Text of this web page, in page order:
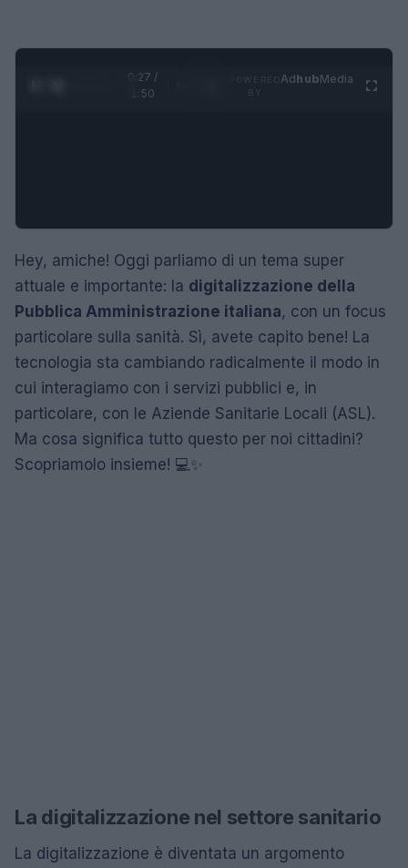
0:28 /
1:50
AdhubMedia
Hey, amiche! Oggi parliamo di un tema super
attuale e importante: la digitalizzazione della
Pubblica Amministrazione italiana, con un focus
particolare sulla sanità. Sì, avete capito bene! La
tecnologia sta cambiando radicalmente il modo in
cui interagiamo con i servizi pubblici e, in
particolare, con le Aziende Sanitarie Locali (ASL).
Ma cosa significa tutto questo per noi cittadini?
Scopriamolo insieme! 💻✨
La digitalizzazione nel settore sanitario
La digitalizzazione è diventata un argomento